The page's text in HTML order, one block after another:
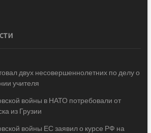
двух несовершеннолетних по делу о
учителя
войны в НАТО потребовали от
из Грузии
войны ЕС заявил о курсе РФ на